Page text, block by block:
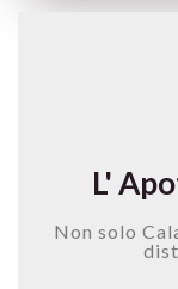
L'
Non solo